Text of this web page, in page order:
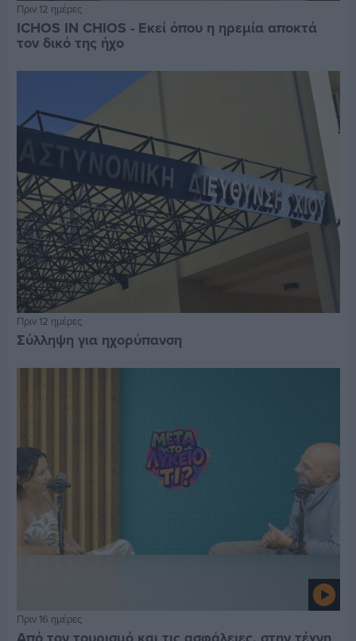
Πριν 12 ημέρες
ICHOS IN CHIOS - Εκεί όπου η ηρεμία αποκτά
τον δικό της ήχο
Πριν 12 ημέρες
Σύλληψη για ηχορύπανση
Πριν 16 ημέρες